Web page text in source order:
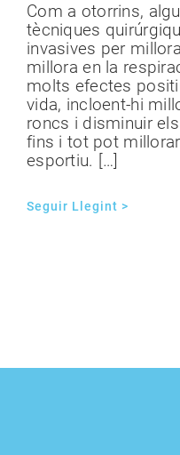
Com a otorrins,
tècniques
invasives per
millora en la
molts efectes
vida, incloent-hi
roncs i disminuir
fins i tot pot
esportiu. […]
Seguir Llegint >